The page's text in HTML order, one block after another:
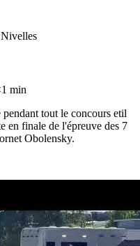
min
tout le concours etil
en finale de l'épreuve des 7
Obolensky.